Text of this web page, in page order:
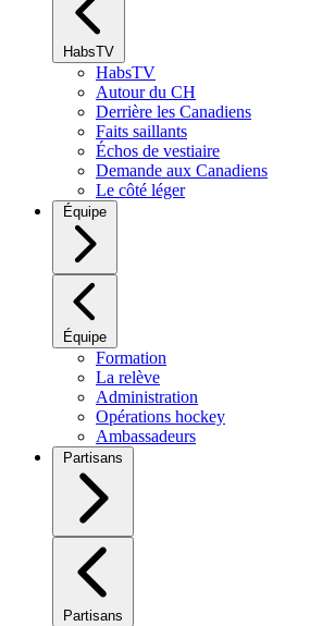
HabsTV
HabsTV
Autour du CH
Derrière les Canadiens
Faits saillants
Échos de vestiaire
Demande aux Canadiens
Le côté léger
Équipe
Équipe
Formation
La relève
Administration
Opérations hockey
Ambassadeurs
Partisans
Partisans